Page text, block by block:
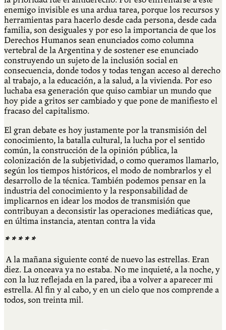
enemigo invisible es una ardua tarea, porque los recursos y
herramientas para hacerlo desde cada persona, desde cada
familia, son desiguales y por eso la importancia de que los
Derechos Humanos sean enunciados como columna
vertebral de la Argentina y de sostener ese enunciado
construyendo un sujeto de la inclusión social en
consecuencia, donde todos y todas tengan acceso al derecho
al trabajo, a la educación, a la salud, a la vivienda. Por eso
luchaba esa generación que quiso cambiar un mundo que
hoy pide a gritos ser cambiado y que pone de manifiesto el
fracaso del capitalismo.
El gran debate es hoy justamente por la transmisión del
conocimiento, la batalla cultural, la lucha por el sentido
común, la construcción de la opinión pública, la
colonización de la subjetividad, o como queramos llamarlo,
según los tiempos históricos, el modo de nombrarlos y el
desarrollo de la técnica. También podemos pensar en la
industria del conocimiento y la responsabilidad de
implicarnos en idear los modos de transmisión que
contribuyan a deconsistir las operaciones mediáticas que,
en última instancia, atentan contra la vida
* * * * *
A la mañana siguiente conté de nuevo las estrellas. Eran
diez. La onceava ya no estaba. No me inquieté, a la noche, y
con la luz reflejada en la pared, iba a volver a aparecer mi
estrella. Al fin y al cabo, y en un cielo que nos comprende a
todos, son treinta mil.